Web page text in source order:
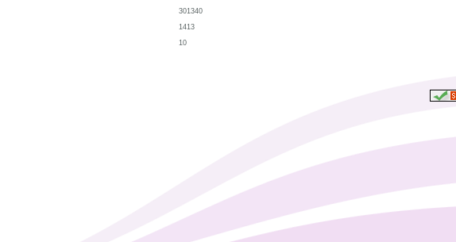
301340
1413
10